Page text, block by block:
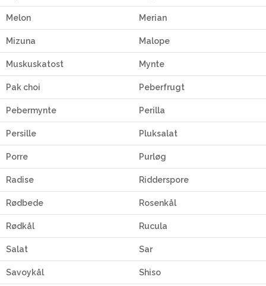
Melon Merian
Mizuna Malope
Muskuskatost Mynte
Pak choi Peberfrugt
Pebermynte Perilla
Persille Pluksalat
Porre Purløg
Radise Ridderspore
Rødbede Rosenkål
Rødkål Rucula
Salat Sar
Savoykål Shiso